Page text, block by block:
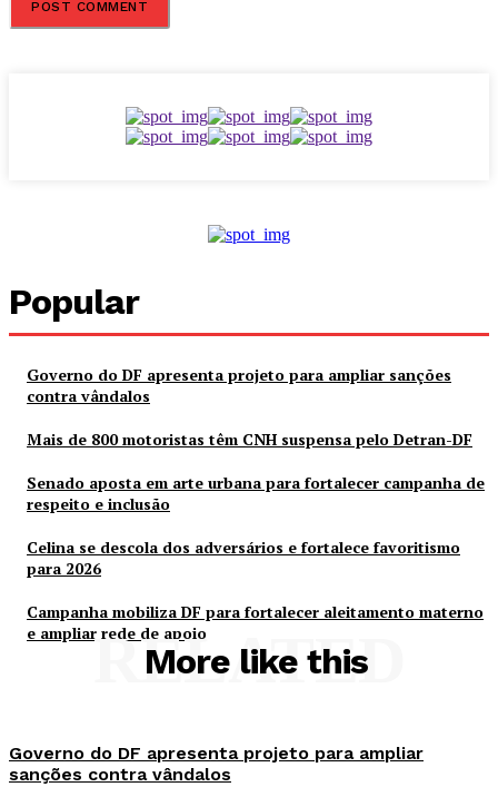
Popular
Governo do DF apresenta projeto para ampliar sanções
contra vândalos
Mais de 800 motoristas têm CNH suspensa pelo Detran-DF
Senado aposta em arte urbana para fortalecer campanha de
respeito e inclusão
Celina se descola dos adversários e fortalece favoritismo
para 2026
Campanha mobiliza DF para fortalecer aleitamento materno
e ampliar rede de apoio
More like this
RELATED
Governo do DF apresenta projeto para ampliar
sanções contra vândalos